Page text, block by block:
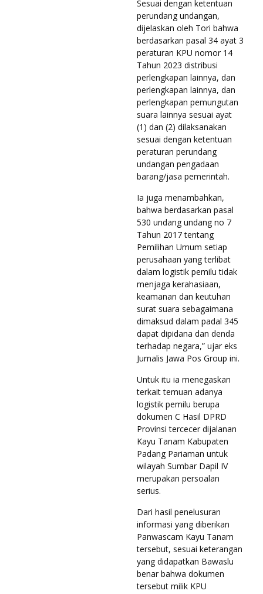
Sesuai dengan ketentuan
perundang undangan,
dijelaskan oleh Tori bahwa
berdasarkan pasal 34 ayat 3
peraturan KPU nomor 14
Tahun 2023 distribusi
perlengkapan lainnya, dan
perlengkapan lainnya, dan
perlengkapan pemungutan
suara lainnya sesuai ayat
(1) dan (2) dilaksanakan
sesuai dengan ketentuan
peraturan perundang
undangan pengadaan
barang/jasa pemerintah.
Ia juga menambahkan,
bahwa berdasarkan pasal
530 undang undang no 7
Tahun 2017 tentang
Pemilihan Umum setiap
perusahaan yang terlibat
dalam logistik pemilu tidak
menjaga kerahasiaan,
keamanan dan keutuhan
surat suara sebagaimana
dimaksud dalam padal 345
dapat dipidana dan denda
terhadap negara,” ujar eks
Jurnalis Jawa Pos Group ini.
Untuk itu ia menegaskan
terkait temuan adanya
logistik pemilu berupa
dokumen C Hasil DPRD
Provinsi tercecer dijalanan
Kayu Tanam Kabupaten
Padang Pariaman untuk
wilayah Sumbar Dapil IV
merupakan persoalan
serius.
Dari hasil penelusuran
informasi yang diberikan
Panwascam Kayu Tanam
tersebut, sesuai keterangan
yang didapatkan Bawaslu
benar bahwa dokumen
tersebut milik KPU